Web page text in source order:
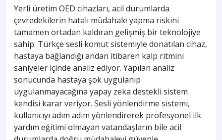
Yerli üretim OED cihazları, acil durumlarda
çevredekilerin hatalı müdahale yapma riskini
tamamen ortadan kaldıran gelişmiş bir teknolojiye
sahip. Türkçe sesli komut sistemiyle donatılan cihaz,
hastaya bağlandığı andan itibaren kalp ritmini
saniyeler içinde analiz ediyor. Yapılan analiz
sonucunda hastaya şok uygulanıp
uygulanmayacağına yapay zeka destekli sistem
kendisi karar veriyor. Sesli yönlendirme sistemi,
kullanıcıyı adım adım yönlendirerek profesyonel ilk
yardım eğitimi olmayan vatandaşların bile acil